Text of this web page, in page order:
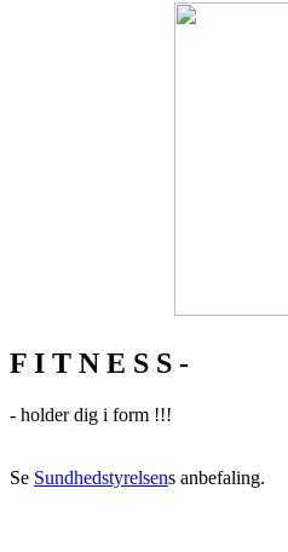
F I T N E S S -
- holder dig i form !!!
Se Sundhedstyrelsens anbefaling.